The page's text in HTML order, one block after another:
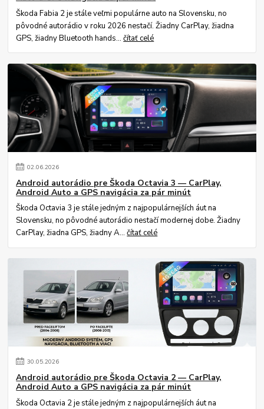
Škoda Fabia 2 je stále veľmi populárne auto na Slovensku, no
pôvodné autorádio v roku 2026 nestačí. Žiadny CarPlay, žiadna
GPS, žiadny Bluetooth hands...čítať celé
02.06.2026
Android autorádio pre Škoda Octavia 3 — CarPlay,
Android Auto a GPS navigácia za pár minút
Škoda Octavia 3 je stále jedným z najpopulárnejších áut na
Slovensku, no pôvodné autorádio nestačí modernej dobe. Žiadny
CarPlay, žiadna GPS, žiadny A...čítať celé
30.05.2026
Android autorádio pre Škoda Octavia 2 — CarPlay,
Android Auto a GPS navigácia za pár minút
Škoda Octavia 2 je stále jedným z najpopulárnejších áut na